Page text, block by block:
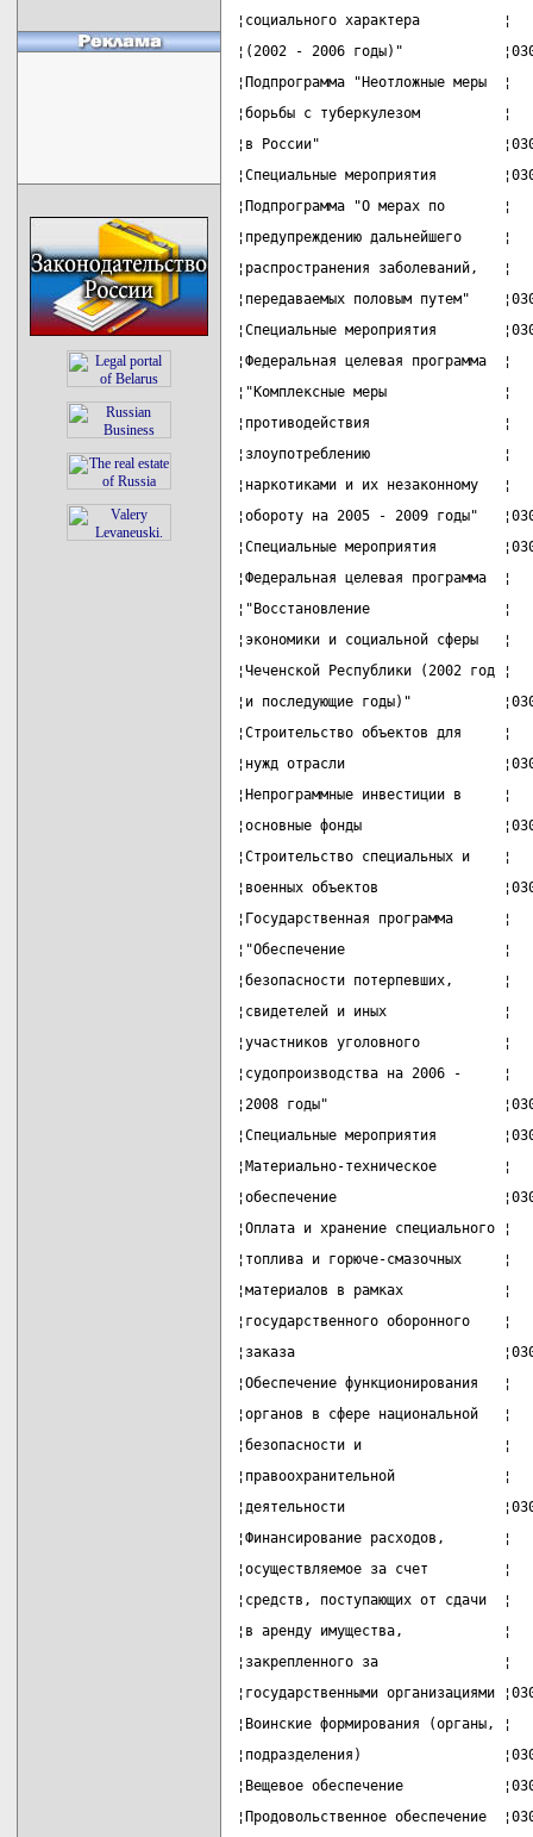
¦социального характера
¦(2002 - 2006 годы)"
¦Подпрограмма "Неотложные
¦борьбы с туберкулезом
¦в России"
¦Специальные мероприятия
¦Подпрограмма "О мерах по
¦предупреждению
¦распространения
¦передаваемых половым путем"
¦Специальные мероприятия
¦Федеральная целевая
¦"Комплексные меры
¦противодействия
¦злоупотреблению
¦наркотиками и их
¦обороту на 2005 - 2009 годы"
¦Специальные мероприятия
¦Федеральная целевая
¦"Восстановление
¦экономики и социальной
¦Чеченской Республики
¦и последующие годы)"
¦Строительство объектов
¦нужд отрасли
¦Непрограммные инвестиции
¦основные фонды
¦Строительство
¦военных объектов
¦Государственная
¦"Обеспечение
¦безопасности
¦свидетелей и иных
¦участников уголовного
¦судопроизводства на 2006
¦2008 годы"
¦Специальные мероприятия
¦Материально-техническое
¦обеспечение
¦Оплата и хранение
¦топлива и горюче-
¦материалов в рамках
¦государственного
¦заказа
¦Обеспечение
¦органов в сфере
¦безопасности и
¦правоохранительной
¦деятельности
¦Финансирование расходов,
¦осуществляемое за счет
¦средств, поступающих от
¦в аренду имущества,
¦закрепленного за
¦государственными организациями
¦Воинские формирования
¦подразделения)
¦Вещевое обеспечение
¦Продовольственное обеспечение